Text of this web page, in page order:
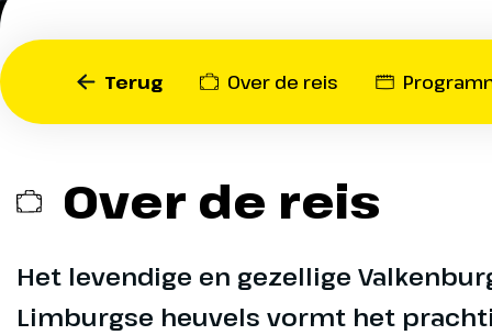
Terug Over de reis
Over de reis
Het levendige en gezellige
Limburgse heuvels vormt het
bestemmingen zoals
waar je het betoverende
Na het